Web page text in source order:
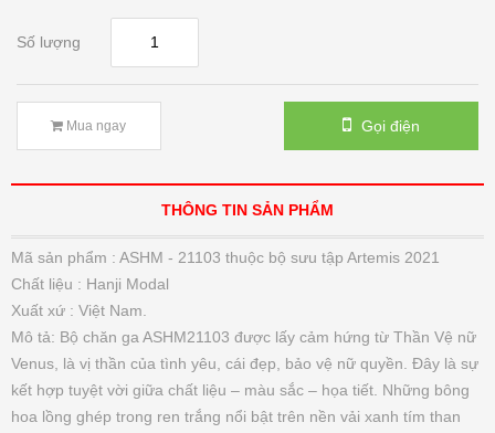
Số lượng
Mua ngay Gọi điện
THÔNG TIN SẢN PHẨM
Mã sản phẩm : ASHM - 21103 thuộc bộ sưu tập Artemis 2021
Chất liệu : Hanji Modal
Xuất xứ : Việt Nam.
Mô tả: Bộ chăn ga ASHM21103 được lấy cảm hứng từ Thần Vệ nữ
Venus, là vị thần của tình yêu, cái đẹp, bảo vệ nữ quyền. Đây là sự
kết hợp tuyệt vời giữa chất liệu – màu sắc – họa tiết. Những bông
hoa lồng ghép trong ren trắng nổi bật trên nền vải xanh tím than